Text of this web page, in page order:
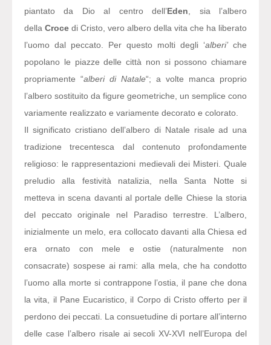
piantato da Dio al centro dell’Eden , sia l’albero
della Croce di Cristo, vero albero della vita che ha liberato
l’uomo dal peccato. Per questo molti degli ‘alberi’che
popolano le piazze delle città non si possono chiamare
propriamente “alberi di Natale“; a volte manca proprio
l’albero sostituito da figure geometriche, un semplice cono
variamente realizzato e variamente decorato e colorato.
Il significato cristiano dell’albero di Natale risale ad una
tradizione trecentesca dal contenuto profondamente
religioso: le rappresentazioni medievali dei Misteri. Quale
preludio alla festività natalizia, nella Santa Notte si
metteva in scena davanti al portale delle Chiese la storia
del peccato originale nel Paradiso terrestre. L’albero,
inizialmente un melo, era collocato davanti alla Chiesa ed
era ornato con mele e ostie (naturalmente non
consacrate) sospese ai rami: alla mela, che ha condotto
l’uomo alla morte si contrappone l’ostia, il pane che dona
la vita, il Pane Eucaristico, il Corpo di Cristo offerto per il
perdono dei peccati. La consuetudine di portare all’interno
delle case l’albero risale ai secoli XV-XVI nell’Europa del